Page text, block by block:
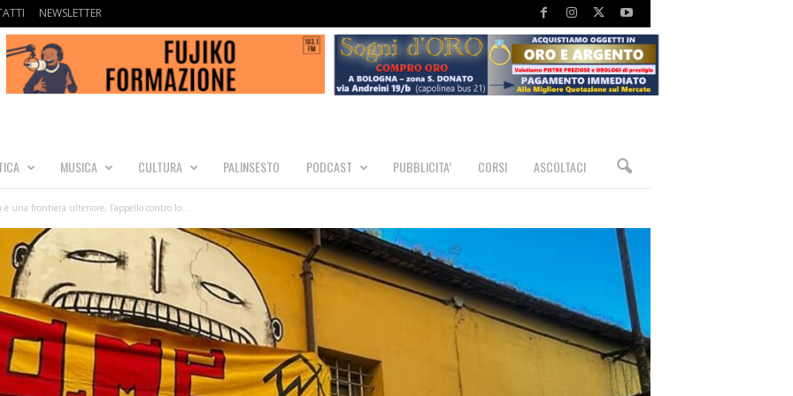
NEWSLETTER
MUSICA CULTURA PALINSESTO PODCAST PUBBLICITA’ CORSI ASCOLTACI
è una frontiera ulteriore, l’appello contro lo...